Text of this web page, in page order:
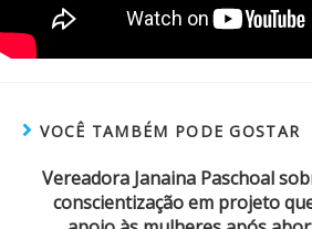
VOCÊ TAMBÉM PODE GOSTAR
Vereadora Janaina Paschoal
conscientização em projeto